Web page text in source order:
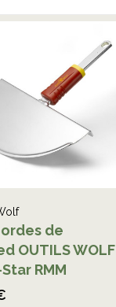
de
OUTILS WOLF
RMM